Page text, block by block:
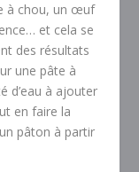
à chou, un œuf
et cela se
des résultats
une pâte à
d’eau à ajouter
en faire la
pâton à partir